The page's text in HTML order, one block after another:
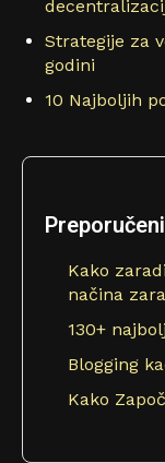
Strategije za
godini
10 Najboljih
Kako
načina
130+
Blogging
Kako